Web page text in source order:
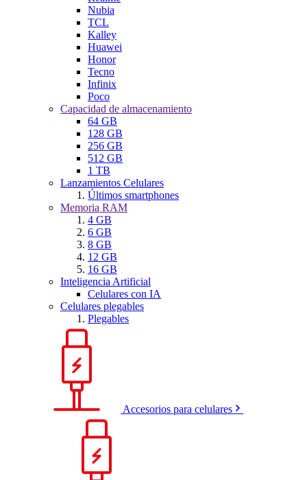
Nubia
TCL
Kalley
Huawei
Honor
Tecno
Infinix
Poco
Capacidad de almacenamiento
64 GB
128 GB
256 GB
512 GB
1 TB
Lanzamientos Celulares
Últimos smartphones
Memoria RAM
4 GB
6 GB
8 GB
12 GB
16 GB
Inteligencia Artificial
Celulares con IA
Celulares plegables
Plegables
Accesorios para celulares